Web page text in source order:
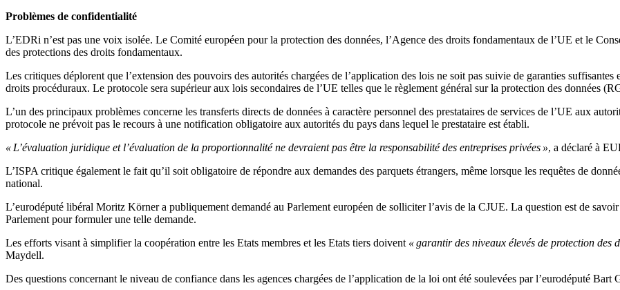
Problèmes de confidentialité
L’EDRi n’est pas une voix isolée. Le Comité européen pour la protection des données, l’Agence des droits fondamentaux de l’UE et le
des protections des droits fondamentaux.
Les critiques déplorent que l’extension des pouvoirs des autorités chargées de l’application des lois ne soit pas suivie de garanties
droits procéduraux. Le protocole sera supérieur aux lois secondaires de l’UE telles que le règlement général sur la protection des données
L’un des principaux problèmes concerne les transferts directs de données à caractère personnel des prestataires de services de l’UE aux
protocole ne prévoit pas le recours à une notification obligatoire aux autorités du pays dans lequel le prestataire est établi.
« L’évaluation juridique et l’évaluation de la proportionnalité ne devraient pas être la responsabilité des entreprises privées », a déclaré à
L’ISPA critique également le fait qu’il soit obligatoire de répondre aux demandes des parquets étrangers, même lorsque les requêtes de
national.
L’eurodéputé libéral Moritz Körner a publiquement demandé au Parlement européen de solliciter l’avis de la CJUE. La question est de
Parlement pour formuler une telle demande.
Les efforts visant à simplifier la coopération entre les Etats membres et les Etats tiers doivent « garantir des niveaux élevés de protection des
Maydell.
Des questions concernant le niveau de confiance dans les agences chargées de l’application de la loi ont été soulevées par l’eurodéputé Bart